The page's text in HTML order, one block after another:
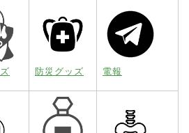
防災グッズ 電報